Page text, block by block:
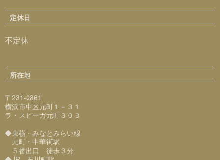
定休日
不定休
所在地
〒231-0861
横浜市中区元町１－３１
ラ・スピーガ元町３０３
◆東横・みなとみらい線
元町・中華街駅
５番出口 徒歩３分